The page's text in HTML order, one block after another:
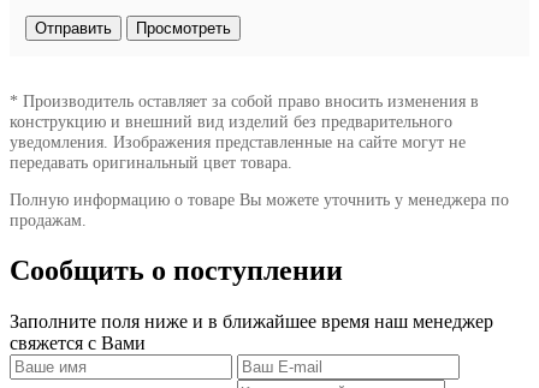
* Производитель оставляет за собой право вносить изменения в
конструкцию и внешний вид изделий без предварительного
уведомления. Изображения представленные на сайте могут не
передавать оригинальный цвет товара.
Полную информацию о товаре Вы можете уточнить у менеджера по
продажам.
Сообщить о поступлении
Заполните поля ниже и в ближайшее время наш менеджер
свяжется с Вами